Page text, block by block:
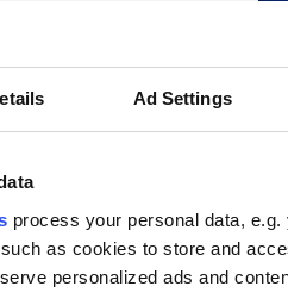
Ad Settings
process your personal data, e.g.
as cookies to store and
personalized ads and
på de mest
måder. De arbejder
også klar med gode
kan gøre